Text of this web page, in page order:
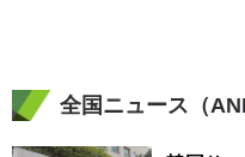
全国ニュース（